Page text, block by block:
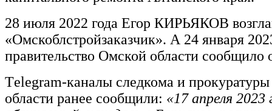
28 июля 2022 года Егор КИРЬЯКОВ
«Омскоблстройзаказчик». А 24 января
правительство Омской области сообщило
Тelegram-каналы следкома и
области ранее сообщили: «17 апреля 2023